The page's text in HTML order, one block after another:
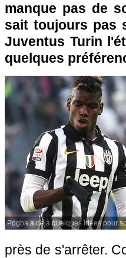
manque pas de
sait toujours pas
Juventus Turin
quelques
Pogba a déjà quelques idées pour
près de s'arrêter.